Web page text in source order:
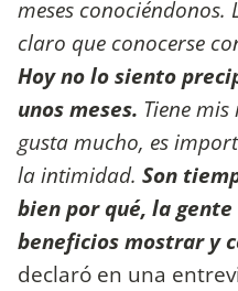
meses conociéndonos.
claro que conocerse
Hoy no lo siento
unos meses. Tiene
gusta mucho, es
la intimidad. Son
bien por qué, la
beneficios mostrar y
declaró en una